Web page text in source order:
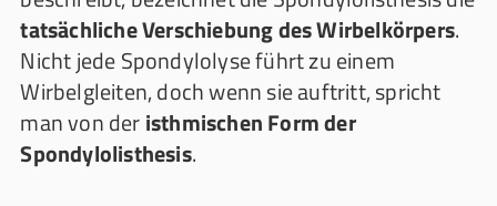
tatsächliche Verschiebung des Wirbelkörpers.
Nicht jede Spondylolyse führt zu einem
Wirbelgleiten, doch wenn sie auftritt, spricht
man von deristhmischen Form der
Spondylolisthesis.